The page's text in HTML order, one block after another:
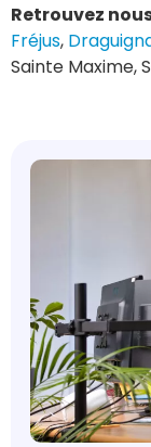
Retrouvez
Fréjus,
Sainte Maxime,